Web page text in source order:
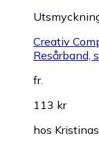
Creativ
Resårband,
fr.
113 kr
hos